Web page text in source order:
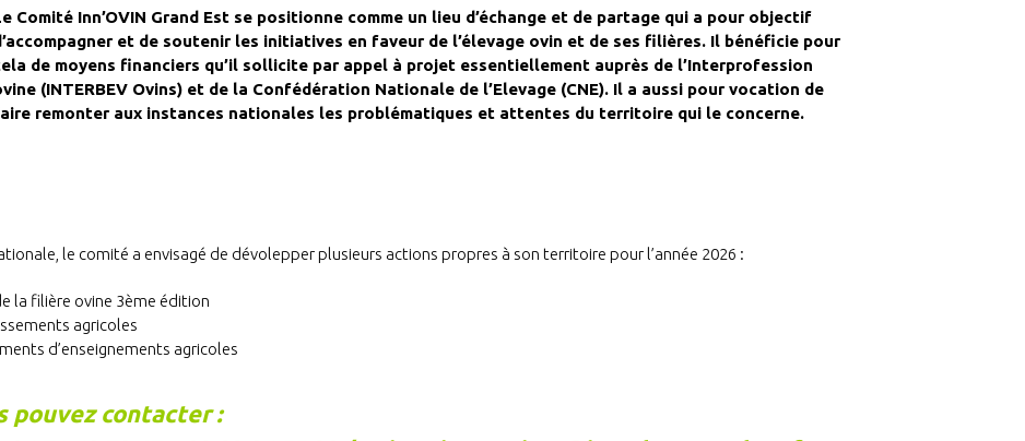
Comité Inn’OVIN Grand Est se positionne comme un lieu d’échange et de partage qui a pour objectif
et de soutenir les initiatives en faveur de l’élevage ovin et de ses filières. Il bénéficie pour
de moyens financiers qu’il sollicite par appel à projet essentiellement auprès de l’Interprofession
(INTERBEV Ovins) et de la Confédération Nationale de l’Elevage (CNE). Il a aussi pour vocation de
remonter aux instances nationales les problématiques et attentes du territoire qui le concerne.
le comité a envisagé de dévolepper plusieurs actions propres à son territoire pour l’année 2026 :
la filière ovine 3ème édition
agricoles
d’enseignements agricoles
pouvez contacter :